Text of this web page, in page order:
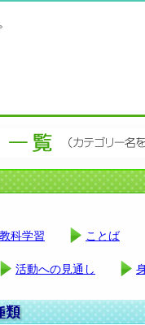
教科学習 ことば
活動への見通し